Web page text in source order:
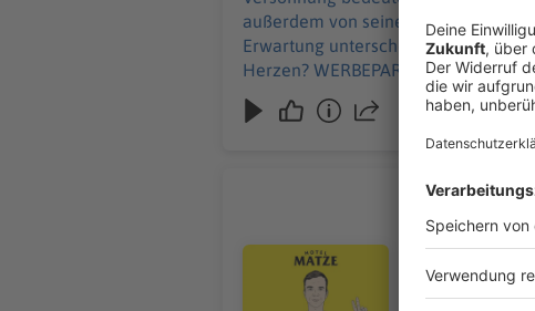
Alexander
MEIN ZEUG:
matze/ Mein
https://tiktok.com/@matzehielscher
außerdem von seiner Angst, nicht
Erwartung unterscheidet. Ich wollte
Herzen? WERBEPARTNER & RABATTE: https://linktr.ee/hotelmatze MEIN GAST: https://www.abtei-
muensterschwarzach.de/kloster/
https://www.youtube.com/channel/UCcVRqViP7BWIVHKiZ0sasEg
Abtei Münsterschwarzach: https://www.abtei-muensterschwarzach.de/ Perlmanns Schweigen – Pascal Mercier:
Vermarktung und Distribution MEIN ZEUG: Meine Fragensets: beherzt.net/hotel-matze Hotel Matze live -
https://eventim.de/artist/hotel-matze/ Mein
TikTok: https://tiktok.com/@matzehielscher Instagram: https://instagram.com/
Audiotitel - Psychiater Dr. Michael
Psychiater
Michael ist
Embodimentfokussierten
eigene
besonders